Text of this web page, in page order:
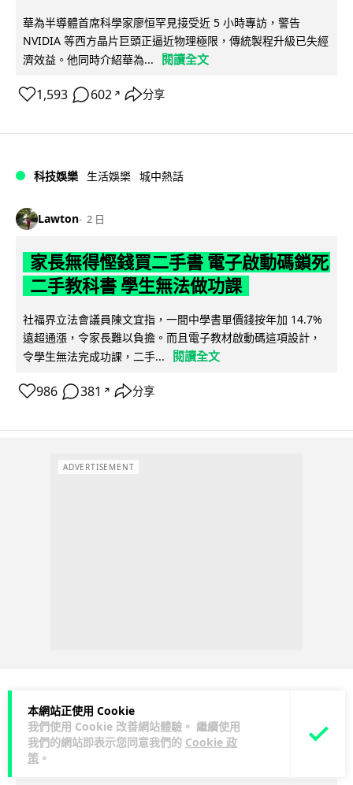
本網站正使用 Cookie
我們使用 Cookie 改善網站體驗。 繼續使用
我們的網站即表示您同意我們的 Cookie 政
策 。
華為半導體首席科學家廖恒罕見接受近 5 小時專訪，警告
NVIDIA 等西方晶片巨頭正逼近物理極限，傳統製程升級已失經
濟效益。他同時介紹華為...
閱讀全文
1,593 602 ↗ 分享
科技娛樂 生活娛樂 城中熱話
Lawton 2 日
家長無得慳錢買二手書 電子啟動碼鎖死
二手教科書 學生無法做功課
社福界立法會議員陳文宜指，一間中學書單價錢按年加 14.7%
遠超通漲，令家長難以負擔。而且電子教材啟動碼這項設計，
令學生無法完成功課，二手...
閱讀全文
986 381 ↗ 分享
ADVERTISEMENT
科技娛樂 遊戲情報
Lawton